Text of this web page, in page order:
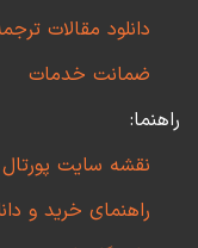
دانلود مقالات
ضمانت خدمات
راهنما:
نقشه سایت
راهنمای خرید و